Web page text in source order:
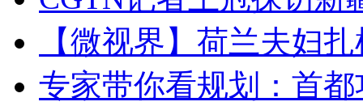
【微视界】荷兰夫妇
专家带你看规划：首